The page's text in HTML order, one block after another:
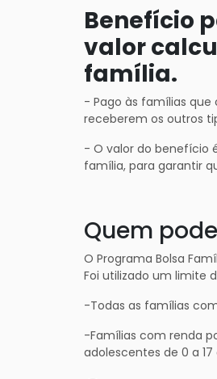
Benefício
valor
família.
- Pago às famílias que
receberem os outros
- O valor do benefício
família, para garantir
Quem
O Programa Bolsa
Foi utilizado um limite
-Todas as famílias
-Famílias com renda
adolescentes de 0 a 17